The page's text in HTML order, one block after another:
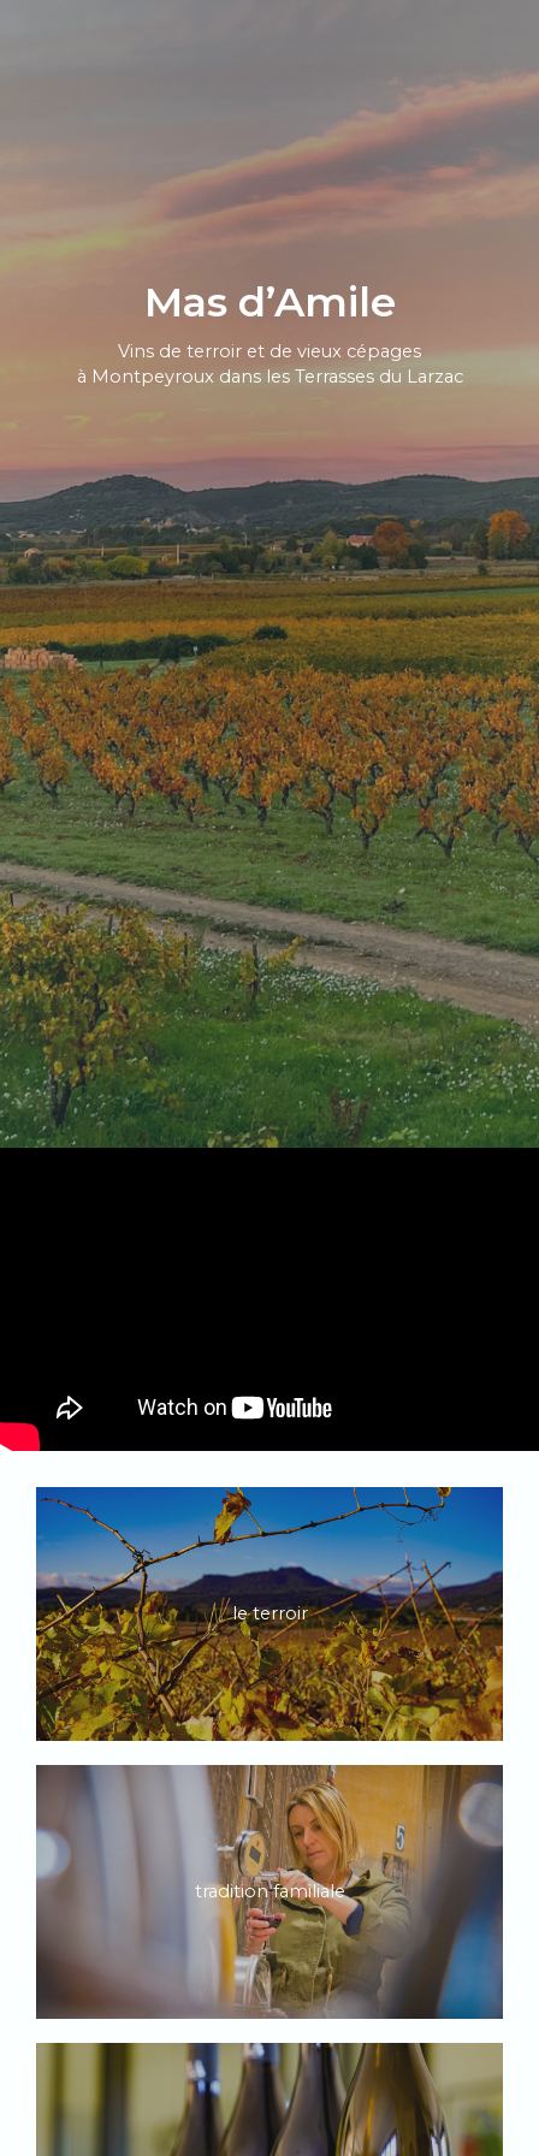
Mas d’Amile
Vins de terroir et de vieux cépages
à Montpeyroux dans les Terrasses du Larzac
le terroir
tradition familiale